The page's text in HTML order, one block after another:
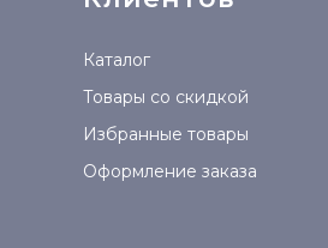
Каталог
Товары со скидкой
Избранные товары
Оформление заказа